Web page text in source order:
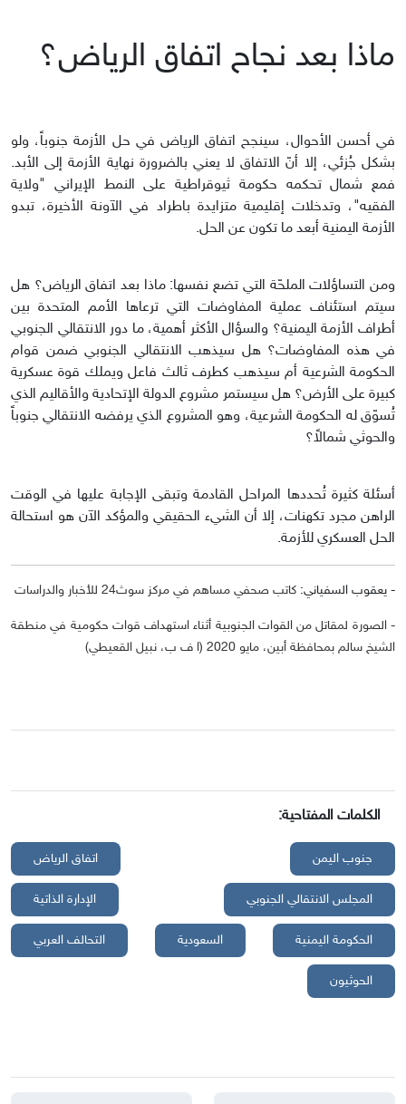
ماذا بعد نجاح اتفاق الرياض؟
في أحسن الأحوال، سينجح اتفاق الرياض في حل الأزمة جنوباً، ولو
بشكل جُزئي، إلا أنّ الاتفاق لا يعني بالضرورة نهاية الأزمة إلى الأبد.
فمع شمال تحكمه حكومة ثيوقراطية على النمط الإيراني "ولاية
الفقيه"، وتدخلات إقليمية متزايدة باطراد في الآونة الأخيرة، تبدو
الأزمة اليمنية أبعد ما تكون عن الحل.
ومن التساؤلات الملحّة التي تضع نفسها: ماذا بعد اتفاق الرياض؟ هل
سيتم استئناف عملية المفاوضات التي ترعاها الأمم المتحدة بين
أطراف الأزمة اليمنية؟ والسؤال الأكثر أهمية، ما دور الانتقالي الجنوبي
في هذه المفاوضات؟ هل سيذهب الانتقالي الجنوبي ضمن قوام
الحكومة الشرعية أم سيذهب كطرف ثالث فاعل ويملك قوة عسكرية
كبيرة على الأرض؟ هل سيستمر مشروع الدولة الإتحادية والأقاليم الذي
تُسوّق له الحكومة الشرعية، وهو المشروع الذي يرفضه الانتقالي جنوباً
والحوثي شمالاً؟
أسئلة كثيرة تُحددها المراحل القادمة وتبقى الإجابة عليها في الوقت
الراهن مجرد تكهنات، إلا أن الشيء الحقيقي والمؤكد الآن هو استحالة
الحل العسكري للأزمة.
- يعقوب السفياني: كاتب صحفي مساهم في مركز سوث24 للأخبار والدراسات
- الصورة لمقاتل من القوات الجنوبية أثناء استهداف قوات حكومية في منطقة
الشيخ سالم بمحافظة أبين، مايو 2020 (ا ف ب، نبيل القعيطي)
الكلمات المفتاحية:
جنوب اليمن اتفاق الرياض
المجلس الانتقالي الجنوبي الإدارة الذاتية
الحكومة اليمنية السعودية التحالف العربي
الحوثيون